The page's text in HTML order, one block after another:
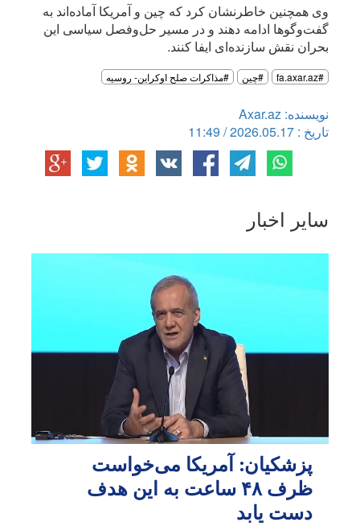
وی همچنین خاطرنشان کرد که چین و آمریکا آماده‌اند به
گفت‌وگوها ادامه دهند و در مسیر حل‌وفصل سیاسی این
بحران نقش سازنده‌ای ایفا کنند.
#fa.axar.az #چین #مذاکرات صلح اوکراین- روسیه
نویسنده: Axar.az
تاریخ : 2026.05.17 / 11:49
سایر اخبار
پزشکیان: آمریکا می‌خواست
ظرف ۴۸ ساعت به این هدف
دست یابد